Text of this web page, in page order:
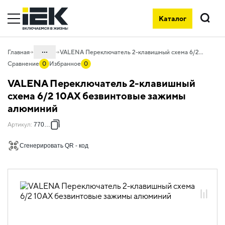
Каталог
Поиск
Главная ...
06. Изделия электроустановочные,
удлинители и силовые разъемы
изделия скрытого монтажа VALENA
алюминий
VALENA Переключатель 2-клавишный схема 6/2 10АХ безвинтовые зажимы алюминий
Сравнение 0 Избранное 0
VALENA Переключатель 2-клавишный
схема 6/2 10АХ безвинтовые зажимы
алюминий
Артикул: 770108
Сгенерировать QR - код